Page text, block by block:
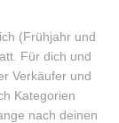
(Frühjahr und
Für dich und
Verkäufer und
Kategorien
nach deinen